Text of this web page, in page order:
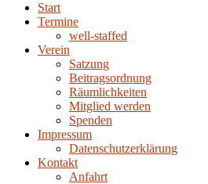
Start
Termine
well-staffed
Verein
Satzung
Beitragsordnung
Räumlichkeiten
Mitglied werden
Spenden
Impressum
Datenschutzerklärung
Kontakt
Anfahrt